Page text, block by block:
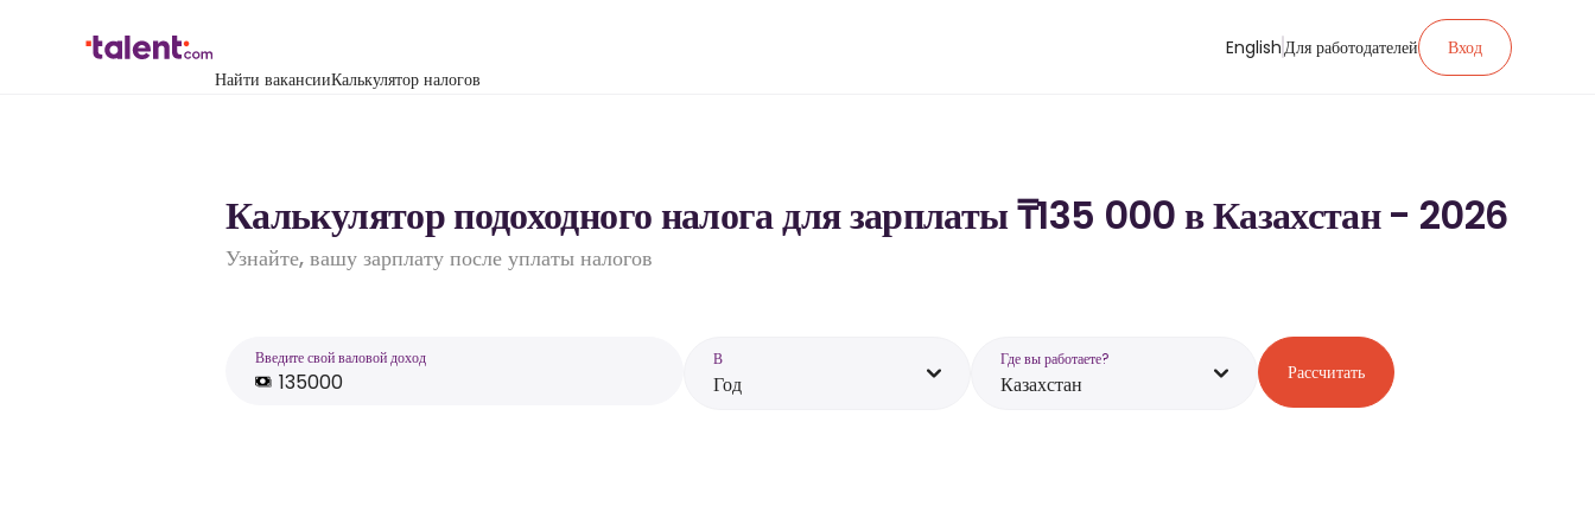
Найти вакансииКалькулятор налогов
EnglishДля работодателей Вход
Калькулятор подоходного налога для зарплаты ₸135 000 в Казахстан - 2026
Узнайте, вашу зарплату после уплаты налогов
Введите свой валовой доход В
Год
Где вы работаете?
Казахстан Рассчитать